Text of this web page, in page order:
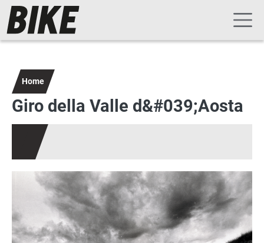
Salta al contenuto principale
Navigazione principale
Home
Giro della Valle d&#039;Aosta
Immagine